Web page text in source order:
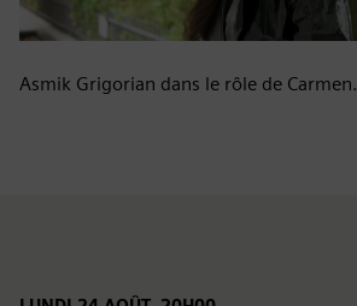
Asmik Grigorian dans le rôle de Carmen.